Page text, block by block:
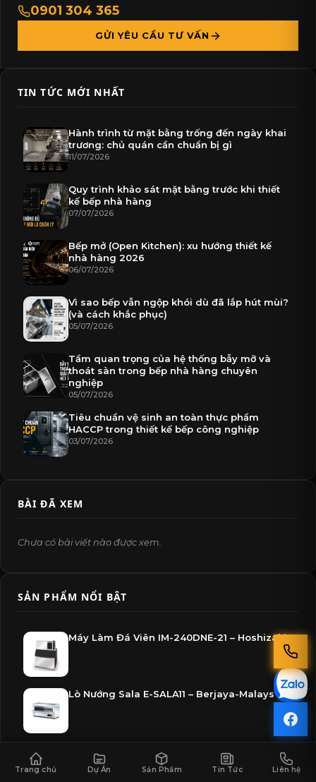
0901 304 365
GỬI YÊU CẦU TƯ VẤN
TIN TỨC MỚI NHẤT
Hành trình từ mặt bằng trống đến ngày khai
trương: chủ quán cần chuẩn bị gì
11/07/2026
Quy trình khảo sát mặt bằng trước khi thiết
kế bếp nhà hàng
07/07/2026
Bếp mở (Open Kitchen): xu hướng thiết kế
nhà hàng 2026
06/07/2026
Vì sao bếp vẫn ngộp khói dù đã lắp hút mùi?
(và cách khắc phục)
05/07/2026
Tầm quan trọng của hệ thống bẫy mỡ và
thoát sàn trong bếp nhà hàng chuyên
nghiệp
05/07/2026
Tiêu chuẩn vệ sinh an toàn thực phẩm
HACCP trong thiết kế bếp công nghiệp
03/07/2026
BÀI ĐÃ XEM
Chưa có bài viết nào được xem.
SẢN PHẨM NỔI BẬT
Máy Làm Đá Viên IM-240DNE-21 – Hoshizaki
Lò Nướng Sala E-SALA11 – Berjaya-Malaysia
Máy làm đá viên IM-220AA – Hoshizaki
Trang chủ Dự Án Sản Phẩm Tin Tức Liên hệ